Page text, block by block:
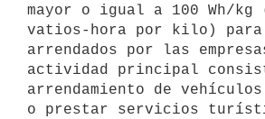
mayor o igual a 100 Wh/kg
vatios-hora por kilo)
arrendados por las
actividad principal
arrendamiento de
o prestar servicios